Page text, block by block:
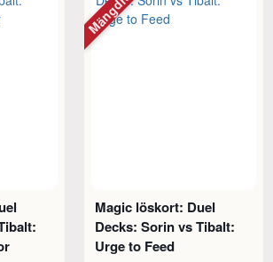
Magic löskort: Duel
Decks: Sorin vs Tibalt:
Urge to Feed